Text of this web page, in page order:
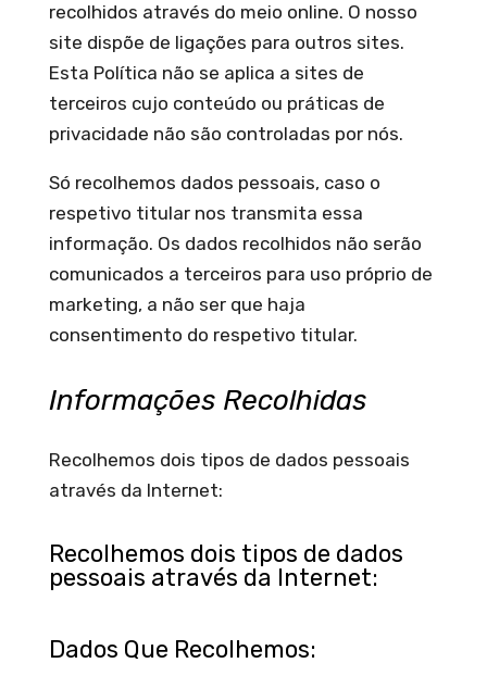
recolhidos através do meio online. O nosso
site dispõe de ligações para outros sites.
Esta Política não se aplica a sites de
terceiros cujo conteúdo ou práticas de
privacidade não são controladas por nós.
Só recolhemos dados pessoais, caso o
respetivo titular nos transmita essa
informação. Os dados recolhidos não serão
comunicados a terceiros para uso próprio de
marketing, a não ser que haja
consentimento do respetivo titular.
Informações Recolhidas
Recolhemos dois tipos de dados pessoais
através da Internet:
Recolhemos dois tipos de dados
pessoais através da Internet:
Dados Que Recolhemos: